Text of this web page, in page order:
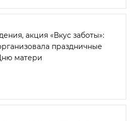
акция «Вкус заботы»:
праздничные
матери